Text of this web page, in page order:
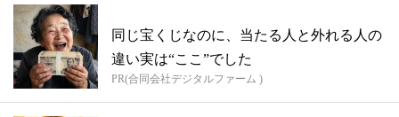
同じ宝くじなのに、当たる人と外れる人の
違い実は“ここ”でした
PR(合同会社デジタルファーム )